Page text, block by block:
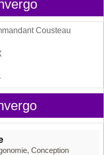
Cousteau
Conception